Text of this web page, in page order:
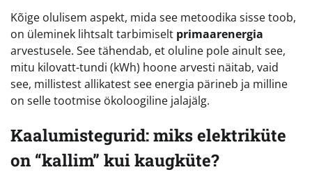
Kõige olulisem aspekt, mida see metoodika sisse toob,
on üleminek lihtsalt tarbimiselt primaarenergia
arvestusele. See tähendab, et oluline pole ainult see,
mitu kilovatt-tundi (kWh) hoone arvesti näitab, vaid
see, millistest allikatest see energia pärineb ja milline
on selle tootmise ökoloogiline jalajälg.
Kaalumistegurid: miks elektriküte
on “kallim” kui kaugküte?